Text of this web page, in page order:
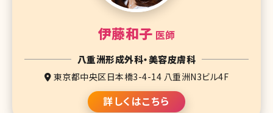
伊藤和子 医師
八重洲形成外科・美容皮膚科
東京都中央区日本橋3-4-14 八重洲N3ビル4F
詳しくはこちら